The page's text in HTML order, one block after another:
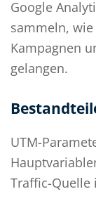
Google
sammeln,
Kampagnen
gelangen.
UTM-
Traffic-Quelle